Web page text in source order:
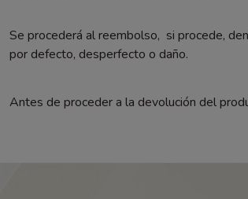
Se procederá al reembolso, si procede,
por defecto, desperfecto o daño.
Antes de proceder a la devolución del